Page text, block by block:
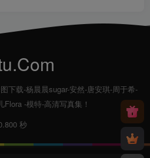
下载-杨晨晨sugar-安然-唐安琪-周于希-
-模特-高清写真集！
秒